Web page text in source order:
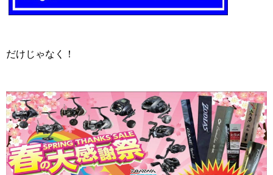
だけじゃなく！